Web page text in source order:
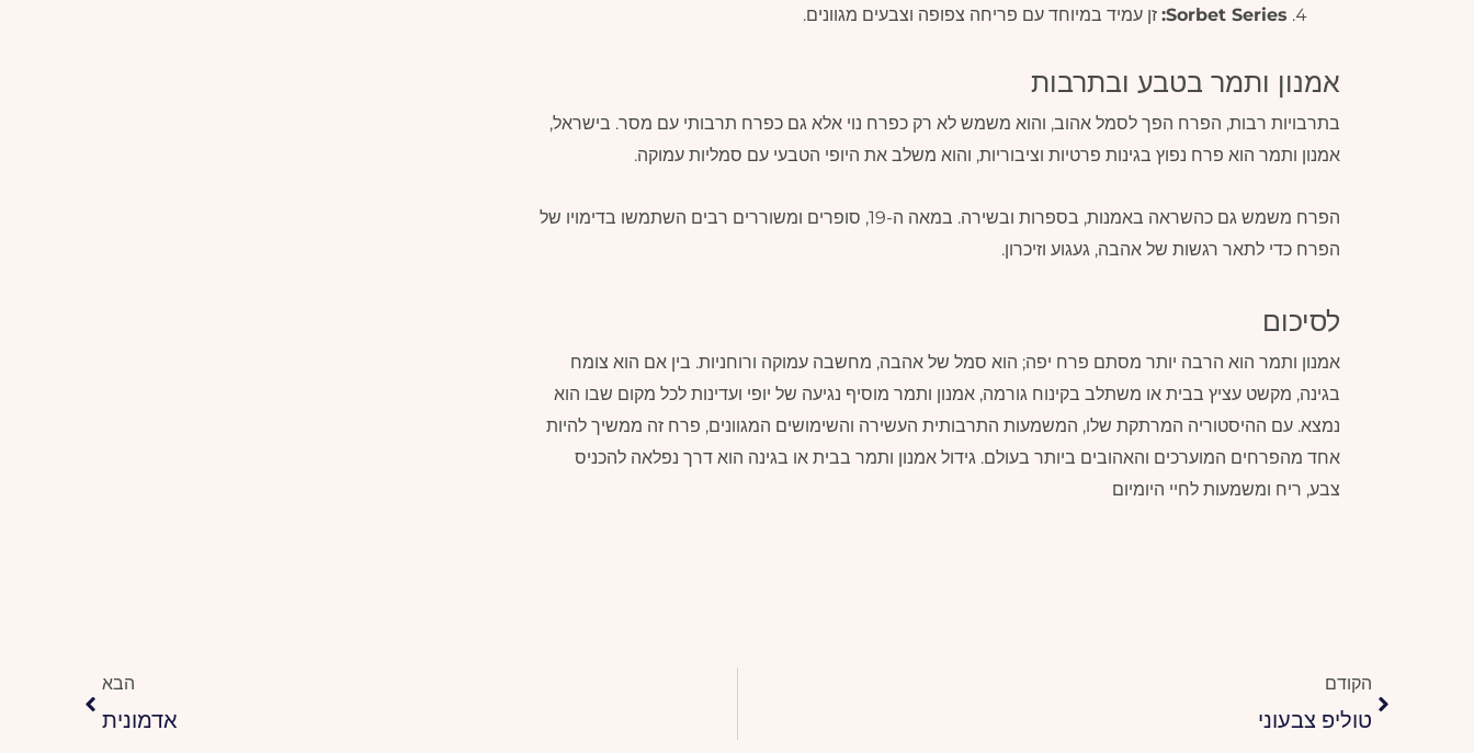
Sorbet Series: זן עמיד במיוחד עם פריחה צפופה וצבעים מגוונים.
אמנון ותמר בטבע ובתרבות
בתרבויות רבות, הפרח הפך לסמל אהוב, והוא משמש לא רק כפרח נוי אלא גם כפרח תרבותי עם מסר. בישראל,
אמנון ותמר הוא פרח נפוץ בגינות פרטיות וציבוריות, והוא משלב את היופי הטבעי עם סמליות עמוקה.
הפרח משמש גם כהשראה באמנות, בספרות ובשירה. במאה ה-19, סופרים ומשוררים רבים השתמשו בדימויו של
הפרח כדי לתאר רגשות של אהבה, געגוע וזיכרון.
לסיכום
אמנון ותמר הוא הרבה יותר מסתם פרח יפה; הוא סמל של אהבה, מחשבה עמוקה ורוחניות. בין אם הוא צומח
בגינה, מקשט עציץ בבית או משתלב בקינוח גורמה, אמנון ותמר מוסיף נגיעה של יופי ועדינות לכל מקום שבו הוא
נמצא. עם ההיסטוריה המרתקת שלו, המשמעות התרבותית העשירה והשימושים המגוונים, פרח זה ממשיך להיות
אחד מהפרחים המוערכים והאהובים ביותר בעולם. גידול אמנון ותמר בבית או בגינה הוא דרך נפלאה להכניס
צבע, ריח ומשמעות לחיי היומיום
הקודם
טוליפ צבעוני
הבא
אדמונית